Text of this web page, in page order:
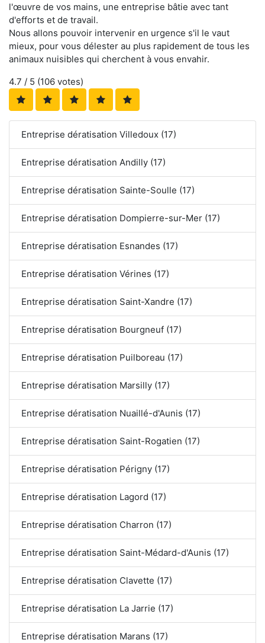
l'œuvre de vos mains, une entreprise bâtie avec tant
d'efforts et de travail.
Nous allons pouvoir intervenir en urgence s'il le vaut
mieux, pour vous délester au plus rapidement de tous les
animaux nuisibles qui cherchent à vous envahir.
4.7 / 5 (106 votes)
Entreprise dératisation Villedoux (17)
Entreprise dératisation Andilly (17)
Entreprise dératisation Sainte-Soulle (17)
Entreprise dératisation Dompierre-sur-Mer (17)
Entreprise dératisation Esnandes (17)
Entreprise dératisation Vérines (17)
Entreprise dératisation Saint-Xandre (17)
Entreprise dératisation Bourgneuf (17)
Entreprise dératisation Puilboreau (17)
Entreprise dératisation Marsilly (17)
Entreprise dératisation Nuaillé-d'Aunis (17)
Entreprise dératisation Saint-Rogatien (17)
Entreprise dératisation Périgny (17)
Entreprise dératisation Lagord (17)
Entreprise dératisation Charron (17)
Entreprise dératisation Saint-Médard-d'Aunis (17)
Entreprise dératisation Clavette (17)
Entreprise dératisation La Jarrie (17)
Entreprise dératisation Marans (17)